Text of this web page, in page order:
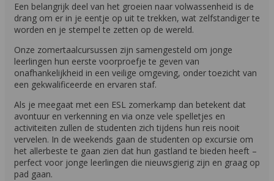
Een belangrijk deel van het groeien naar volwassenheid is de
drang om er in je eentje op uit te trekken, wat zelfstandiger te
worden en je stempel te zetten op de wereld.
Onze zomertaalcursussen zijn samengesteld om jonge
leerlingen hun eerste voorproefje te geven van
onafhankelijkheid in een veilige omgeving, onder toezicht van
een gekwalificeerde en ervaren staf.
Als je meegaat met een ESL zomerkamp dan betekent dat
avontuur en verkenning en via onze vele spelletjes en
activiteiten zullen de studenten zich tijdens hun reis nooit
vervelen. In de weekends gaan de studenten op excursie om
het allerbeste te gaan zien dat hun gastland te bieden heeft –
perfect voor jonge leerlingen die nieuwsgierig zijn en graag op
pad gaan.